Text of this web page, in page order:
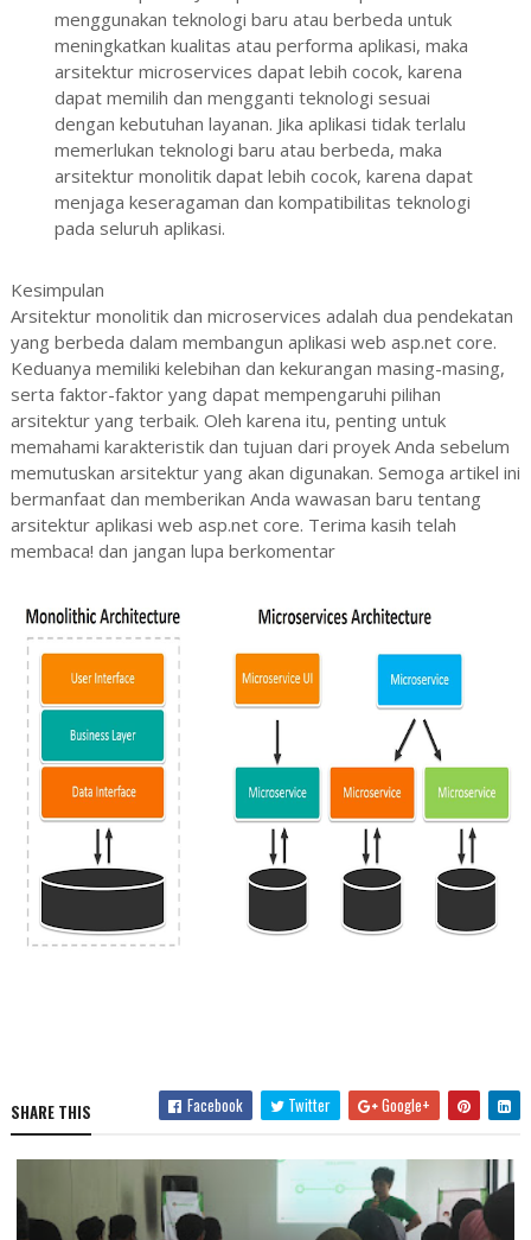
menggunakan teknologi baru atau berbeda untuk
meningkatkan kualitas atau performa aplikasi, maka
arsitektur microservices dapat lebih cocok, karena
dapat memilih dan mengganti teknologi sesuai
dengan kebutuhan layanan. Jika aplikasi tidak terlalu
memerlukan teknologi baru atau berbeda, maka
arsitektur monolitik dapat lebih cocok, karena dapat
menjaga keseragaman dan kompatibilitas teknologi
pada seluruh aplikasi.
Kesimpulan
Arsitektur monolitik dan microservices adalah dua pendekatan
yang berbeda dalam membangun aplikasi web asp.net core.
Keduanya memiliki kelebihan dan kekurangan masing-masing,
serta faktor-faktor yang dapat mempengaruhi pilihan
arsitektur yang terbaik. Oleh karena itu, penting untuk
memahami karakteristik dan tujuan dari proyek Anda sebelum
memutuskan arsitektur yang akan digunakan. Semoga artikel ini
bermanfaat dan memberikan Anda wawasan baru tentang
arsitektur aplikasi web asp.net core. Terima kasih telah
membaca! dan jangan lupa berkomentar
SHARE THIS Facebook Twitter Google+